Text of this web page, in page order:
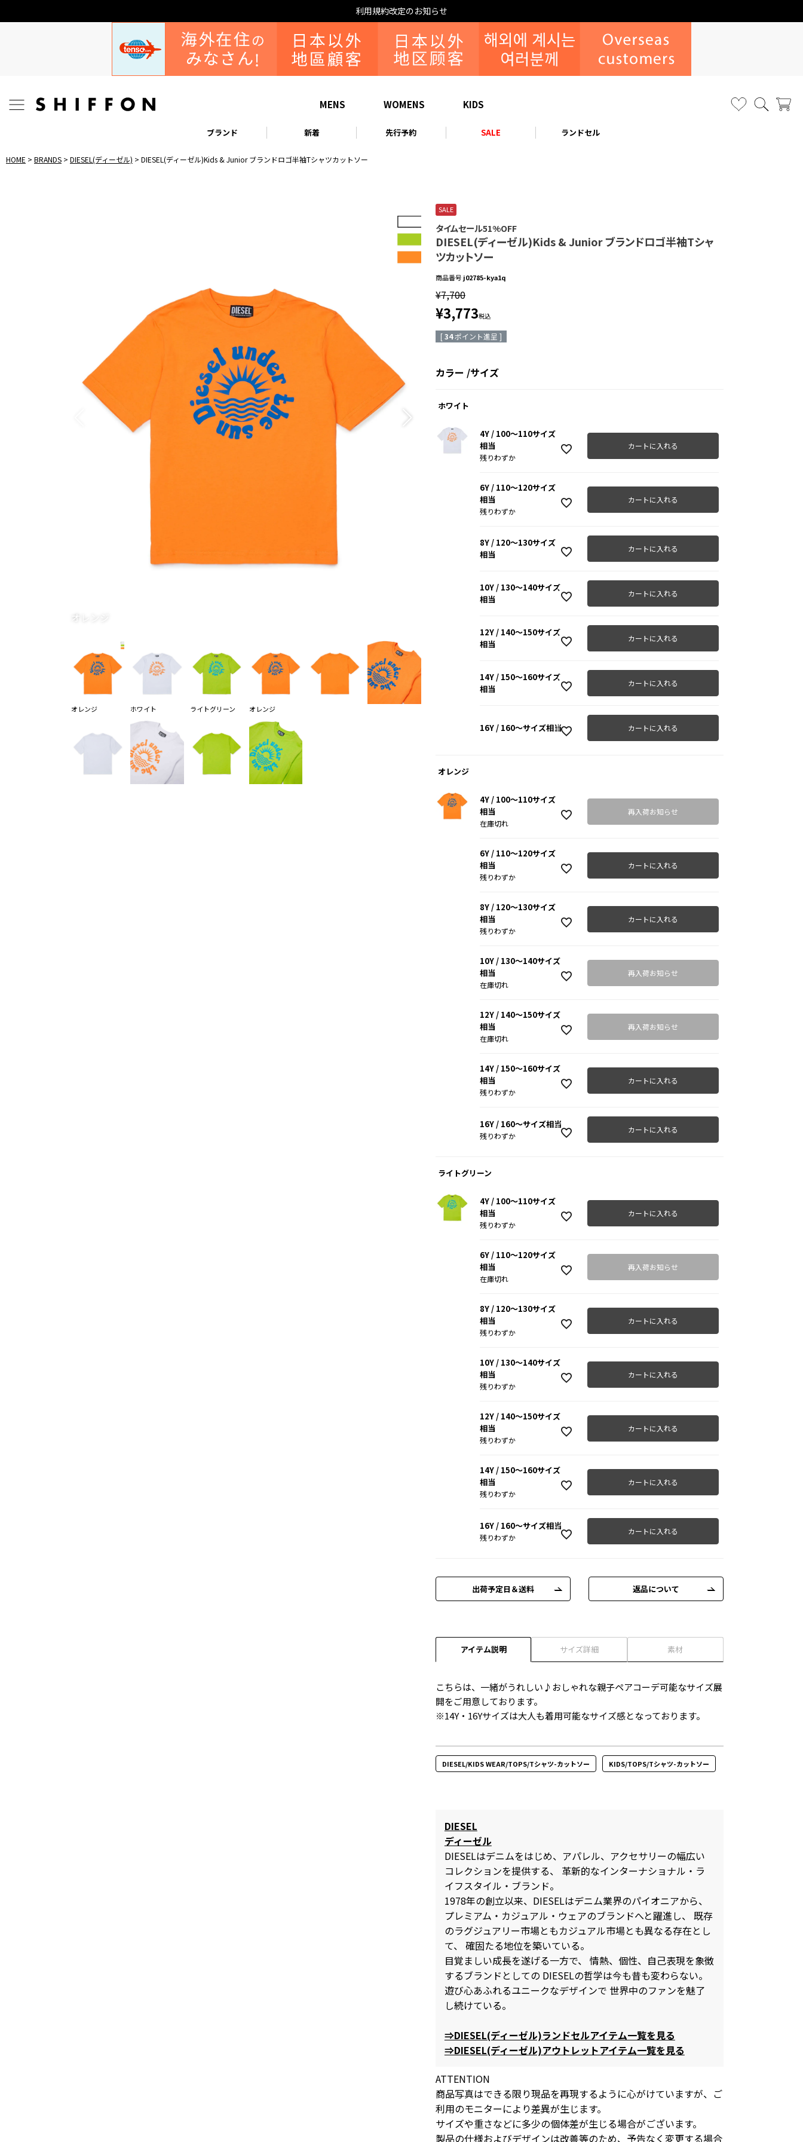
利用規約改定のお知らせ
MENS WOMENS KIDS
ブランド 新着 先行予約 SALE ランドセル
HOME BRANDS DIESEL(ディーゼル) DIESEL(ディーゼル)Kids & Junior ブランドロゴ半袖Tシャツカットソー
オレンジ
オレンジ ホワイト ライトグリーン オレンジ
SALE
タイムセール51%OFF
DIESEL(ディーゼル)Kids & Junior ブランドロゴ半袖Tシャ
ツカットソー
商品番号 j02785-kya1q
¥7,700
¥3,773税込
[34ポイント進呈 ]
カラー サイズ
ホワイト
4Y / 100～110サイズ
相当
残りわずか
カートに入れる
6Y / 110～120サイズ
相当
残りわずか
カートに入れる
8Y / 120～130サイズ
相当
カートに入れる
10Y / 130～140サイズ
相当
カートに入れる
12Y / 140～150サイズ
相当
カートに入れる
14Y / 150～160サイズ
相当
カートに入れる
16Y / 160～サイズ相当 カートに入れる
オレンジ
4Y / 100～110サイズ
相当
在庫切れ
再入荷お知らせ
6Y / 110～120サイズ
相当
残りわずか
カートに入れる
8Y / 120～130サイズ
相当
残りわずか
カートに入れる
10Y / 130～140サイズ
相当
在庫切れ
再入荷お知らせ
12Y / 140～150サイズ
相当
在庫切れ
再入荷お知らせ
14Y / 150～160サイズ
相当
残りわずか
カートに入れる
16Y / 160～サイズ相当
残りわずか
カートに入れる
ライトグリーン
4Y / 100～110サイズ
相当
残りわずか
カートに入れる
6Y / 110～120サイズ
相当
在庫切れ
再入荷お知らせ
8Y / 120～130サイズ
相当
残りわずか
カートに入れる
10Y / 130～140サイズ
相当
残りわずか
カートに入れる
12Y / 140～150サイズ
相当
残りわずか
カートに入れる
14Y / 150～160サイズ
相当
残りわずか
カートに入れる
16Y / 160～サイズ相当
残りわずか
カートに入れる
出荷予定日＆送料 返品について
アイテム説明 サイズ詳細 素材
こちらは、一緒がうれしい♪おしゃれな親子ペアコーデ可能なサイズ展
開をご用意しております。
※14Y・16Yサイズは大人も着用可能なサイズ感となっております。
DIESEL/KIDS WEAR/TOPS/Tシャツ-カットソー KIDS/TOPS/Tシャツ-カットソー
DIESEL
ディーゼル
DIESELはデニムをはじめ、アパレル、アクセサリーの幅広い
コレクションを提供する、 革新的なインターナショナル・ラ
イフスタイル・ブランド。
1978年の創立以来、DIESELはデニム業界のパイオニアから、
プレミアム・カジュアル・ウェアのブランドへと躍進し、 既存
のラグジュアリー市場ともカジュアル市場とも異なる存在とし
て、 確固たる地位を築いている。
目覚ましい成長を遂げる一方で、 情熱、個性、自己表現を象徴
するブランドとしての DIESELの哲学は今も昔も変わらない。
遊び心あふれるユニークなデザインで 世界中のファンを魅了
し続けている。
⇒DIESEL(ディーゼル)ランドセルアイテム一覧を見る
⇒DIESEL(ディーゼル)アウトレットアイテム一覧を見る
ATTENTION
商品写真はできる限り現品を再現するように心がけていますが、ご
利用のモニターにより差異が生じます。
サイズや重さなどに多少の個体差が生じる場合がございます。
製品の仕様およびデザインは改善等のため、予告なく変更する場合